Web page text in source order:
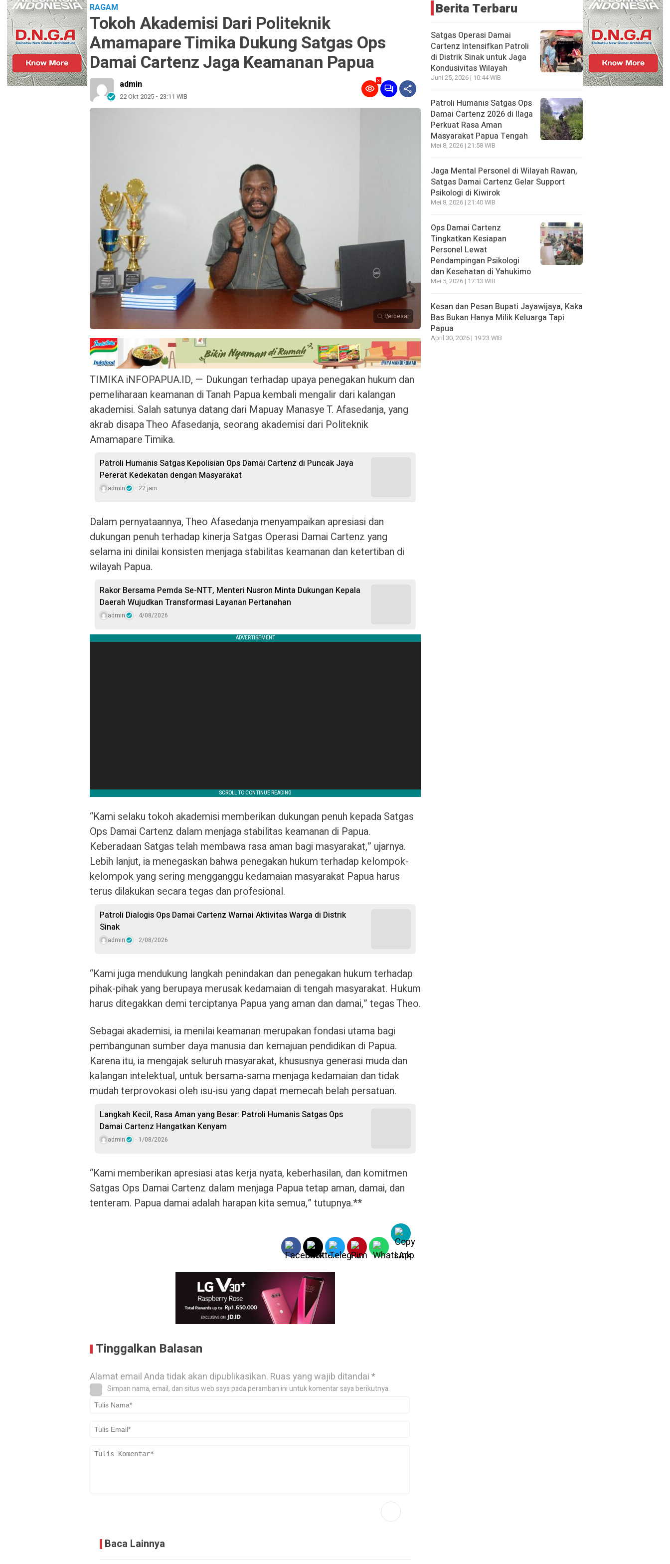
RAGAM
Tokoh Akademisi Dari Politeknik
Amamapare Timika Dukung Satgas Ops
Damai Cartenz Jaga Keamanan Papua
admin
22 Okt 2025 - 23:11 WIB
3
Perbesar
TIMIKA iNFOPAPUA.ID, — Dukungan terhadap upaya penegakan hukum dan
pemeliharaan keamanan di Tanah Papua kembali mengalir dari kalangan
akademisi. Salah satunya datang dari Mapuay Manasye T. Afasedanja, yang
akrab disapa Theo Afasedanja, seorang akademisi dari Politeknik
Amamapare Timika.
Patroli Humanis Satgas Kepolisian Ops Damai Cartenz di Puncak Jaya
Pererat Kedekatan dengan Masyarakat
admin 22 jam
Dalam pernyataannya, Theo Afasedanja menyampaikan apresiasi dan
dukungan penuh terhadap kinerja Satgas Operasi Damai Cartenz yang
selama ini dinilai konsisten menjaga stabilitas keamanan dan ketertiban di
wilayah Papua.
Rakor Bersama Pemda Se-NTT, Menteri Nusron Minta Dukungan Kepala
Daerah Wujudkan Transformasi Layanan Pertanahan
admin 4/08/2026
“Kami selaku tokoh akademisi memberikan dukungan penuh kepada Satgas
Ops Damai Cartenz dalam menjaga stabilitas keamanan di Papua.
Keberadaan Satgas telah membawa rasa aman bagi masyarakat,” ujarnya.
Lebih lanjut, ia menegaskan bahwa penegakan hukum terhadap kelompok-
kelompok yang sering mengganggu kedamaian masyarakat Papua harus
terus dilakukan secara tegas dan profesional.
Patroli Dialogis Ops Damai Cartenz Warnai Aktivitas Warga di Distrik
Sinak
admin 2/08/2026
“Kami juga mendukung langkah penindakan dan penegakan hukum terhadap
pihak-pihak yang berupaya merusak kedamaian di tengah masyarakat. Hukum
harus ditegakkan demi terciptanya Papua yang aman dan damai,” tegas Theo.
Sebagai akademisi, ia menilai keamanan merupakan fondasi utama bagi
pembangunan sumber daya manusia dan kemajuan pendidikan di Papua.
Karena itu, ia mengajak seluruh masyarakat, khususnya generasi muda dan
kalangan intelektual, untuk bersama-sama menjaga kedamaian dan tidak
mudah terprovokasi oleh isu-isu yang dapat memecah belah persatuan.
Langkah Kecil, Rasa Aman yang Besar: Patroli Humanis Satgas Ops
Damai Cartenz Hangatkan Kenyam
admin 1/08/2026
“Kami memberikan apresiasi atas kerja nyata, keberhasilan, dan komitmen
Satgas Ops Damai Cartenz dalam menjaga Papua tetap aman, damai, dan
tenteram. Papua damai adalah harapan kita semua,” tutupnya.**
Tinggalkan Balasan
Alamat email Anda tidak akan dipublikasikan. Ruas yang wajib ditandai*
Simpan nama, email, dan situs web saya pada peramban ini untuk komentar saya berikutnya.
Baca Lainnya
Berita Terbaru
Satgas Operasi Damai
Cartenz Intensifkan Patroli
di Distrik Sinak untuk Jaga
Kondusivitas Wilayah
Juni 25, 2026 | 10:44 WIB
Patroli Humanis Satgas Ops
Damai Cartenz 2026 di Ilaga
Perkuat Rasa Aman
Masyarakat Papua Tengah
Mei 8, 2026 | 21:58 WIB
Jaga Mental Personel di Wilayah Rawan,
Satgas Damai Cartenz Gelar Support
Psikologi di Kiwirok
Mei 8, 2026 | 21:40 WIB
Ops Damai Cartenz
Tingkatkan Kesiapan
Personel Lewat
Pendampingan Psikologi
dan Kesehatan di Yahukimo
Mei 5, 2026 | 17:13 WIB
Kesan dan Pesan Bupati Jayawijaya, Kaka
Bas Bukan Hanya Milik Keluarga Tapi
Papua
April 30, 2026 | 19:23 WIB